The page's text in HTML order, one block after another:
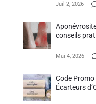
Juil 2, 2026
conseils
Mai 4, 2026
Code Promo
Écarteurs